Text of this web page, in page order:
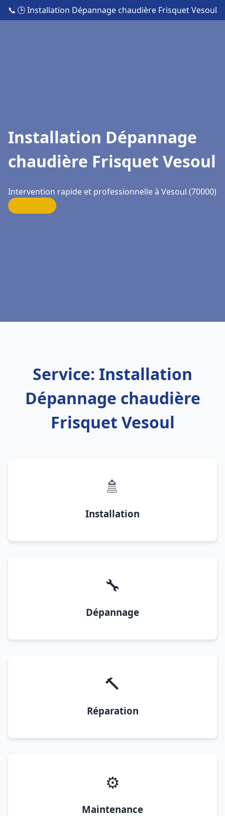
📞 🕒 Installation Dépannage chaudière Frisquet Vesoul
Installation Dépannage
chaudière Frisquet Vesoul
Intervention rapide et professionnelle à Vesoul (70000)
Service: Installation
Dépannage chaudière
Frisquet Vesoul
🚿
Installation
🔧
Dépannage
🔨
Réparation
⚙️
Maintenance